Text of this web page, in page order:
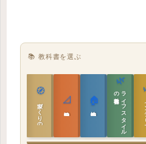
📚 教科書を選ぶ
🧭
家づくりの教科書 📐
実施設計の教科書
🏠
性能設計の教科書
🌿
ラ
イ
フ
ス
タ
イ
ル
の
教科書
イ